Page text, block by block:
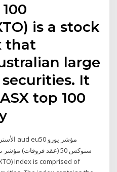
is a stock
that
large
It
top 100
Index is comprised of